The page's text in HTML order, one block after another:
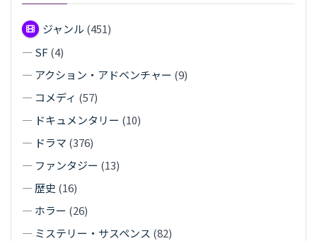
ジャンル (451)
— SF (4)
— アクション・アドベンチャー (9)
— コメディ (57)
— ドキュメンタリー (10)
— ドラマ (376)
— ファンタジー (13)
— 歴史 (16)
— ホラー (26)
— ミステリー・サスペンス (82)